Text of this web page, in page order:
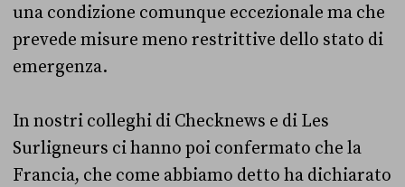
una condizione comunque eccezionale ma che
prevede misure meno restrittive dello stato di
emergenza.
In nostri colleghi di Checknews e di Les
Surligneurs ci hanno poi confermato che la
Francia, che come abbiamo detto ha dichiarato